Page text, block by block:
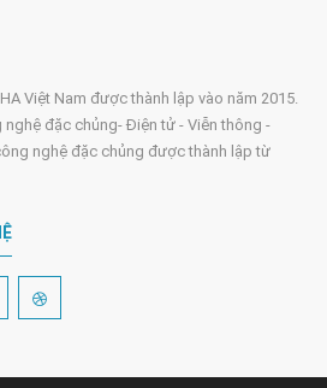
Việt Nam được thành lập vào năm 2015.
đặc chủng- Điện tử - Viễn thông -
nghệ đặc chủng được thành lập từ